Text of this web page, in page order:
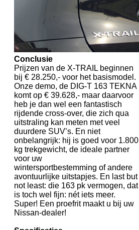
Conclusie
Prijzen van de X-TRAIL beginnen
bij € 28.250,- voor het basismodel.
Onze demo, de DIG-T 163 TEKNA
komt op € 39.628,- maar daarvoor
heb je dan wel een fantastisch
rijdende cross-over, die zich qua
uitstraling kan meten met veel
duurdere SUV’s. En niet
onbelangrijk: hij is goed voor 1.800
kg trekgewicht, de ideale partner
voor uw
wintersportbestemming of andere
avontuurlijke uitstapjes. En last but
not least: die 163 pk vermogen, dat
is toch wel fijn: nét iets meer.
Super! Een proefrit maakt u bij uw
Nissan-dealer!